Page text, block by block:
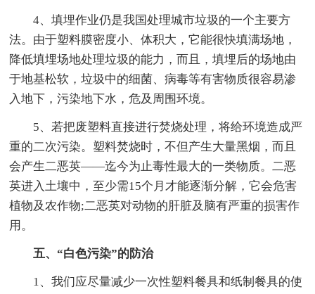
4、填埋作业仍是我国处理城市垃圾的一个主要方
法。由于塑料膜密度小、体积大，它能很快填满场地，
降低填埋场地处理垃圾的能力，而且，填埋后的场地由
于地基松软，垃圾中的细菌、病毒等有害物质很容易渗
入地下，污染地下水，危及周围环境。
5、若把废塑料直接进行焚烧处理，将给环境造成严
重的二次污染。塑料焚烧时，不但产生大量黑烟，而且
会产生二恶英——迄今为止毒性最大的一类物质。二恶
英进入土壤中，至少需15个月才能逐渐分解，它会危害
植物及农作物;二恶英对动物的肝脏及脑有严重的损害作
用。
五、“白色污染”的防治
1、我们应尽量减少一次性塑料餐具和纸制餐具的使